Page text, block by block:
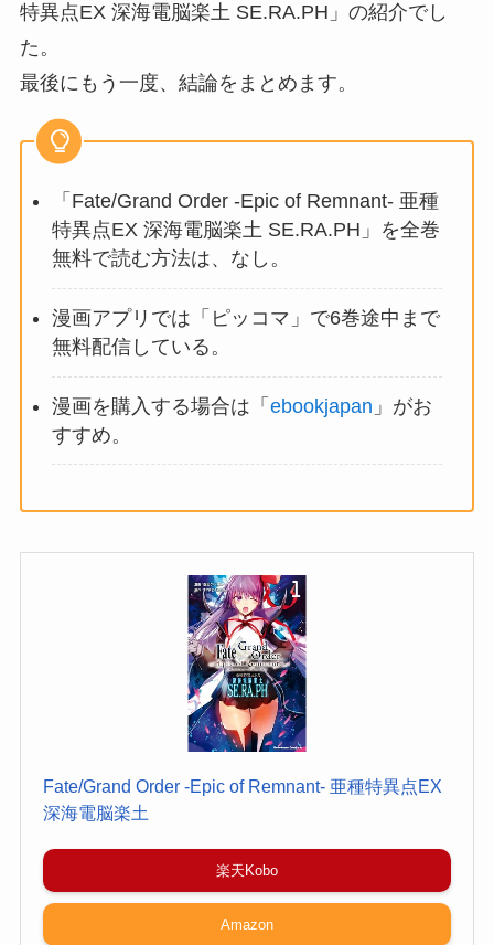
特異点EX 深海電脳楽土 SE.RA.PH」の紹介でし
た。
最後にもう一度、結論をまとめます。
「Fate/Grand Order -Epic of Remnant- 亜種
特異点EX 深海電脳楽土 SE.RA.PH」を全巻
無料で読む方法は、なし。
漫画アプリでは「ピッコマ」で6巻途中まで
無料配信している。
漫画を購入する場合は「 ebookjapan 」がお
すすめ。
Fate/Grand Order -Epic of Remnant- 亜種特異点EX
深海電脳楽土
楽天Kobo
Amazon